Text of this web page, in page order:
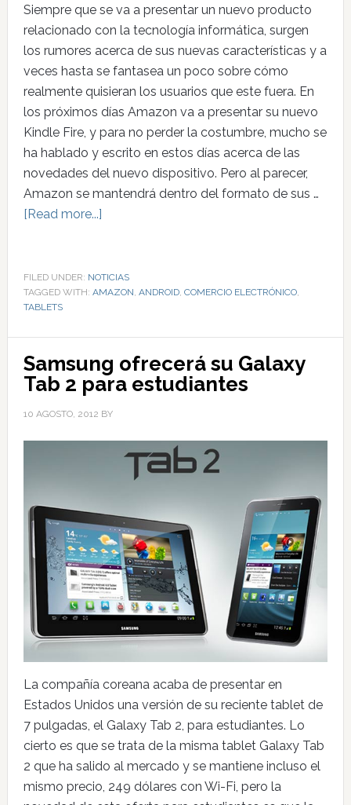
Siempre que se va a presentar un nuevo producto
relacionado con la tecnología informática, surgen
los rumores acerca de sus nuevas características y a
veces hasta se fantasea un poco sobre cómo
realmente quisieran los usuarios que este fuera. En
los próximos días Amazon va a presentar su nuevo
Kindle Fire, y para no perder la costumbre, mucho se
ha hablado y escrito en estos días acerca de las
novedades del nuevo dispositivo. Pero al parecer,
Amazon se mantendrá dentro del formato de sus …
[Read more...]
FILED UNDER: NOTICIAS
TAGGED WITH: AMAZON, ANDROID, COMERCIO ELECTRÓNICO,
TABLETS
Samsung ofrecerá su Galaxy
Tab 2 para estudiantes
10 AGOSTO, 2012 BY
La compañía coreana acaba de presentar en
Estados Unidos una versión de su reciente tablet de
7 pulgadas, el Galaxy Tab 2, para estudiantes. Lo
cierto es que se trata de la misma tablet Galaxy Tab
2 que ha salido al mercado y se mantiene incluso el
mismo precio, 249 dólares con Wi-Fi, pero la